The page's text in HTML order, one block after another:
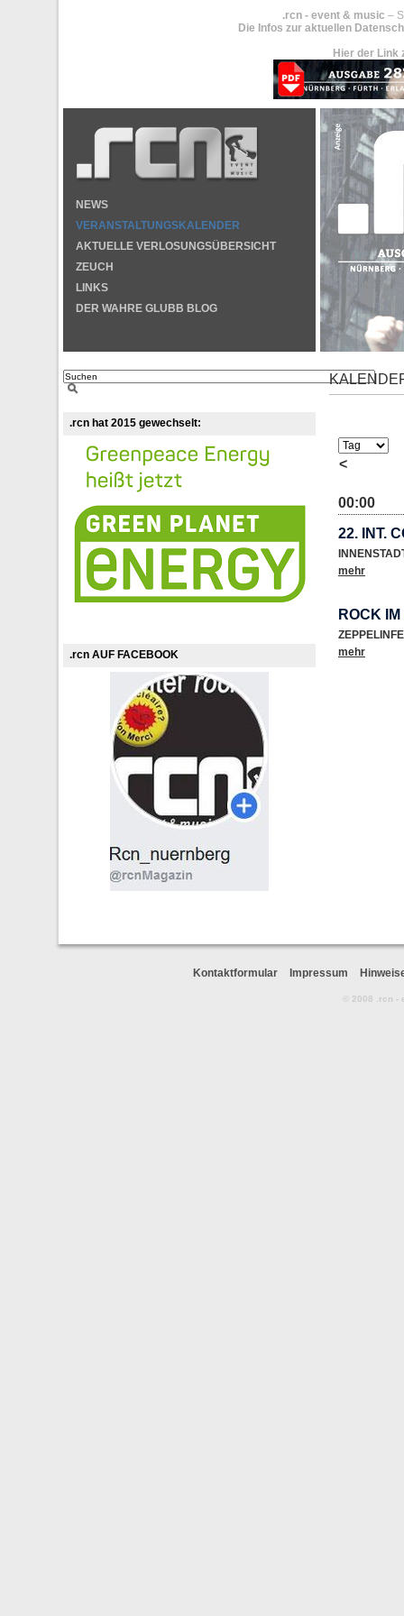
.rcn - event & music –
Die Infos zur aktuellen
Hier der Link
NEWS
VERANSTALTUNGSKALENDER
AKTUELLE VERLOSUNGSÜBERSICHT
ZEUCH
LINKS
DER WAHRE GLUBB BLOG
.rcn hat 2015 gewechselt:
.rcn AUF FACEBOOK
<
00:00
22. INT.
mehr
ROCK
mehr
Kontaktformular Impressum
© 2008 .rcn